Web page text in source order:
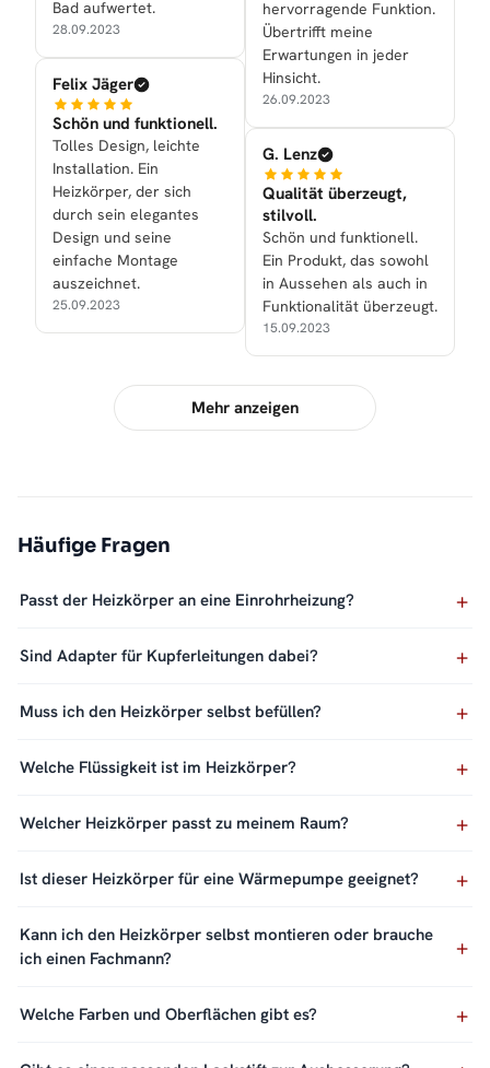
Bad aufwertet.
28.09.2023
Felix Jäger
Schön und funktionell.
Tolles Design, leichte
Installation. Ein
Heizkörper, der sich
durch sein elegantes
Design und seine
einfache Montage
auszeichnet.
25.09.2023
hervorragende Funktion.
Übertrifft meine
Erwartungen in jeder
Hinsicht.
26.09.2023
G. Lenz
Qualität überzeugt,
stilvoll.
Schön und funktionell.
Ein Produkt, das sowohl
in Aussehen als auch in
Funktionalität überzeugt.
15.09.2023
Mehr anzeigen
Häufige Fragen
Passt der Heizkörper an eine Einrohrheizung?
Sind Adapter für Kupferleitungen dabei?
Muss ich den Heizkörper selbst befüllen?
Welche Flüssigkeit ist im Heizkörper?
Welcher Heizkörper passt zu meinem Raum?
Ist dieser Heizkörper für eine Wärmepumpe geeignet?
Kann ich den Heizkörper selbst montieren oder brauche
ich einen Fachmann?
Welche Farben und Oberflächen gibt es?